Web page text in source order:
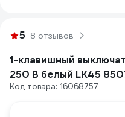
5 8 отзывов
1-клавишный
250 B белый LK45
Код товара: 16068757